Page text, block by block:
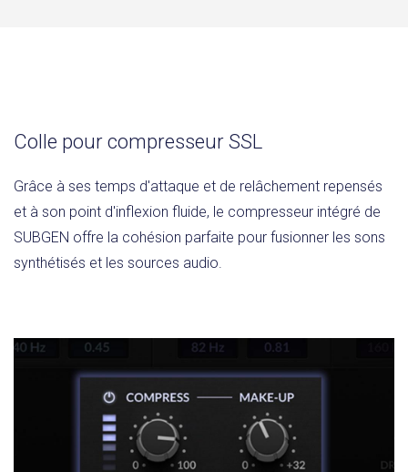
Colle pour compresseur SSL
Grâce à ses temps d'attaque et de relâchement repensés
et à son point d'inflexion fluide, le compresseur intégré de
SUBGEN offre la cohésion parfaite pour fusionner les sons
synthétisés et les sources audio.